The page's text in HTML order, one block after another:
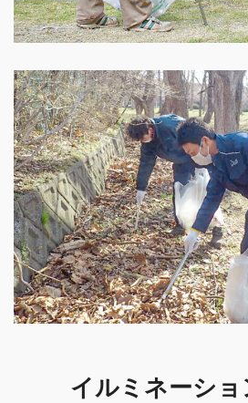
イルミネーショ